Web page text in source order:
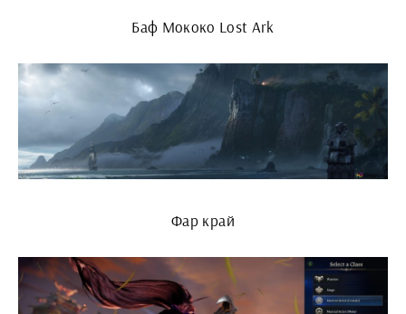
Баф Мококо Lost Ark
Фар край